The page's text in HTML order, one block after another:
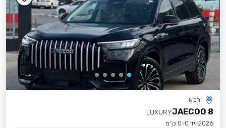
ירכא
JAECOO 8
LUXURY
2026 יד 0
0 ק״מ